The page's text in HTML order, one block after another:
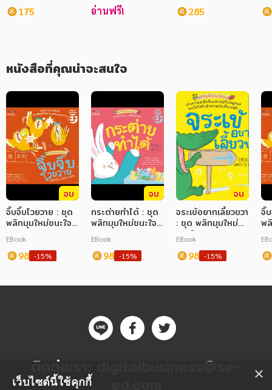
175 อ่านฟรี! 285
หนังสือที่คุณน่าจะสนใจ
จบ
จิ๊บจิ๊บโวยวาย : ชุด
พลิกมุมใหม่ชนะใจ
ตนเอง
EBook
98 -15%
จบ
กระต่ายทำได้ : ชุด
พลิกมุมใหม่ชนะใจ
ตนเอง
EBook
98 -15%
จบ
จระเข้อยากเลี้ยวขวา
: ชุด พลิกมุมใหม่
ชนะใจตนเอง
EBook
98 -15%
จิ๊
พ
ต
ติดต่อเรา: digitalbusiness@se- ×
เว็บไซต์นี้ใช้คุกกี้